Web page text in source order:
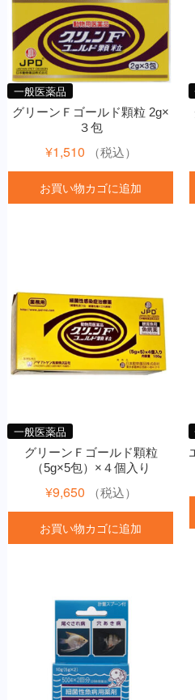
一般医薬品
グリーンＦゴールド顆粒 2g×
３包
¥1,510 （税込）
お買い物カゴに追加
一般医薬品
グリーンＦゴールド顆粒
（5g×5包）×４個入り
¥9,650 （税込）
お買い物カゴに追加